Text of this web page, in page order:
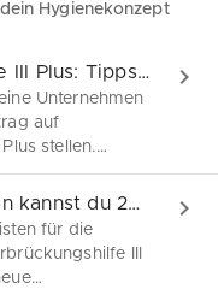
Hygienekonzept
Überbrückungshilfe III Plus: Tipps für Antragsteller
Unternehmen
auf
stellen.
betrieblicher
zahlreiche
du dir nicht
Stelle deine
Diese Corona-Hilfen kannst du 2021 noch beantragen
für die
III